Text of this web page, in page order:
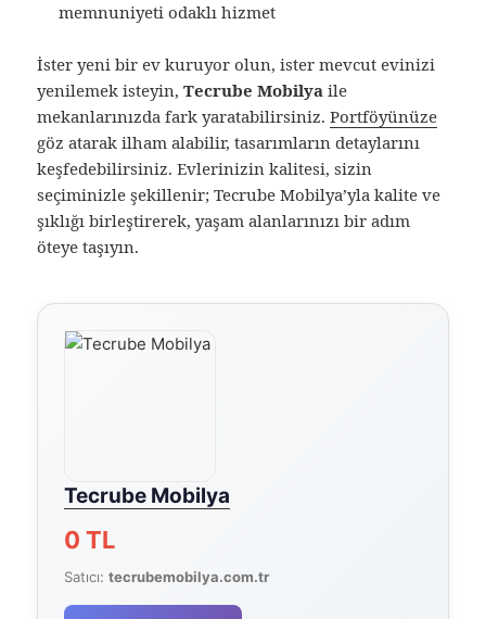
memnuniyeti odaklı hizmet
İster yeni bir ev kuruyor olun, ister mevcut evinizi
yenilemek isteyin,Tecrube Mobilya ile
mekanlarınızda fark yaratabilirsiniz.Portföyünüze
göz atarak ilham alabilir, tasarımların detaylarını
keşfedebilirsiniz. Evlerinizin kalitesi, sizin
seçiminizle şekillenir; Tecrube Mobilya’yla kalite ve
şıklığı birleştirerek, yaşam alanlarınızı bir adım
öteye taşıyın.
Tecrube Mobilya
0 TL
Satıcı:tecrubemobilya.com.tr